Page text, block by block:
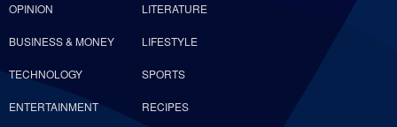
OPINION LITERATURE
BUSINESS & MONEY LIFESTYLE
TECHNOLOGY SPORTS
ENTERTAINMENT RECIPES